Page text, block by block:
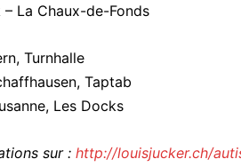
– La Chaux-de-Fonds
Turnhalle
Taptab
Les Docks
sur : http://louisjucker.ch/